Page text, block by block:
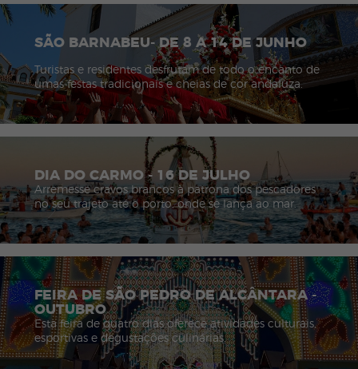
SÃO BARNABEU- DE 8 A 14 DE JUNHO
Turistas e residentes desfrutam de todo o encanto de
umas festas tradicionais e cheias de cor andaluza.
DIA DO CARMO - 16 DE JULHO
Arremesse cravos brancos à patrona dos pescadores
no seu trajeto até o porto, onde se lança ao mar.
FEIRA DE SÃO PEDRO DE ALCÂNTARA -
OUTUBRO
Esta feira de quatro dias oferece atividades culturais,
esportivas e degustações culinárias.